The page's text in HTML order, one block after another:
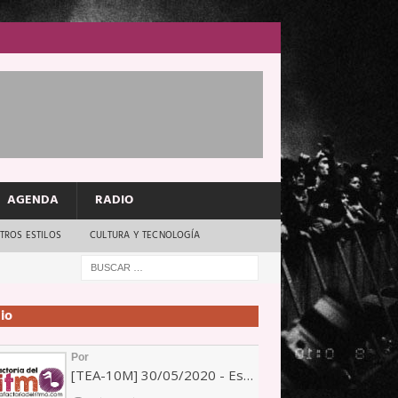
AGENDA RADIO
ESTILOS CULTURA Y TECNOLOGÍA